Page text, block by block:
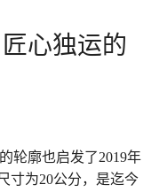
心独运的
轮廓也启发了2019年
寸为20公分，是迄今